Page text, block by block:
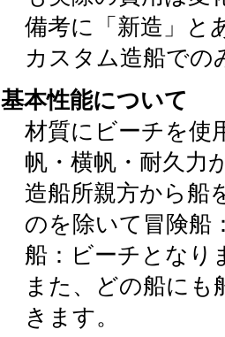
備考に「新造」と
カスタム造船での
基本性能について
材質にビーチを使
帆・横帆・耐久力
造船所親方から船
のを除いて冒険船
船：ビーチとなり
また、どの船にも
きます。